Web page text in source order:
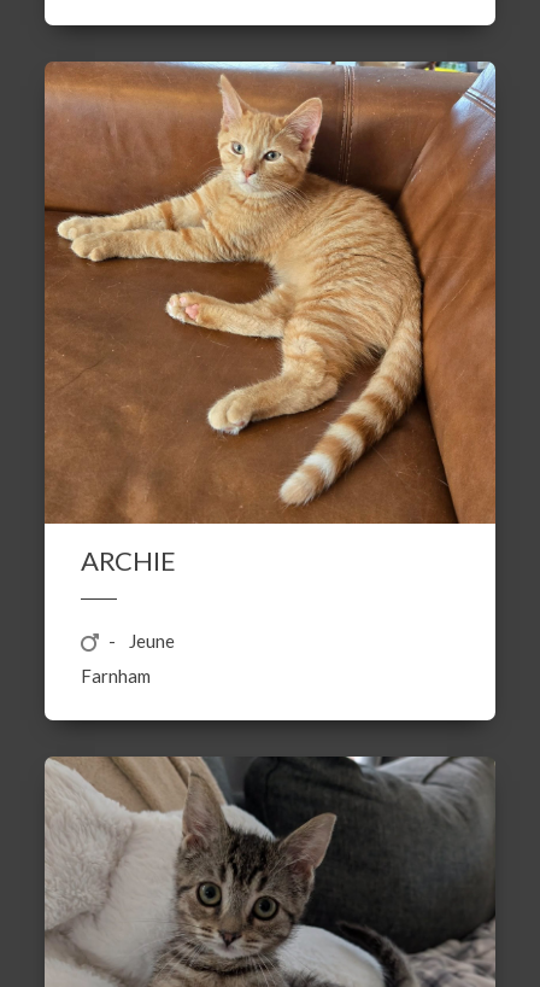
ARCHIE
Jeune
Farnham